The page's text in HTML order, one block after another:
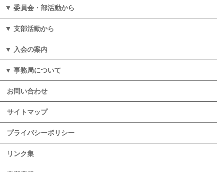
委員会・部活動から
⽀部活動から
入会の案内
事務局について
お問い合わせ
サイトマップ
プライバシーポリシー
リンク集